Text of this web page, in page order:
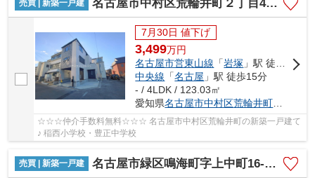
売買 | 新築一戸建 名古屋市中村区荒輪井町２丁目40-1【仲介手数料無料】新築一戸建て 1号棟
7月30日 値下げ
3,499万円
名古屋市営東山線 「岩塚 」駅 徒歩24分
中央線 「名古屋 」駅 徒歩15分
- / 4LDK / 123.03㎡
愛知県名古屋市中村区荒輪井町２丁目
☆☆☆仲介手数料無料☆☆☆ 名古屋市中村区荒輪井町の新築一戸建て
♪ 稲西小学校・豊正中学校
売買 | 新築一戸建 名古屋市緑区鳴海町字上中町16-7【仲介手数料無料】新築一戸建て 1号棟